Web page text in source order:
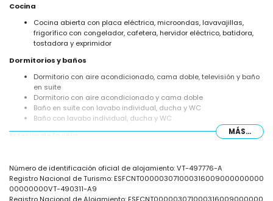
Cocina
Cocina abierta con placa eléctrica, microondas, lavavajillas,
frigorífico con congelador, cafetera, hervidor eléctrico, batidora,
tostadora y exprimidor
Dormitorios y baños
Dormitorio con aire acondicionado, cama doble, televisión y baño
en suite
Dormitorio con aire acondicionado y cama doble
Baño en suite con lavabo individual, ducha y WC
Baño con lavabo individual, ducha y WC
Jardín con árboles y muebles de jardín con tumbonas
Terraza cubierta
Cocina exterior
MÁS...
Número de identificación oficial de alojamiento: VT-497776-A
Registro Nacional de Turismo: ESFCNT000003071000316009000000000
00000000VT-490311-A9
Registro Nacional de Alojamiento: ESFCNT000003071000316009000000